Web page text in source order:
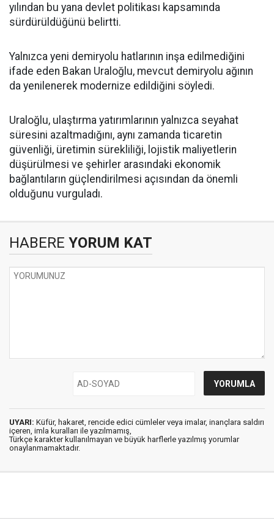
yılından bu yana devlet politikası kapsamında
sürdürüldüğünü belirtti.
Yalnızca yeni demiryolu hatlarının inşa edilmediğini
ifade eden Bakan Uraloğlu, mevcut demiryolu ağının
da yenilenerek modernize edildiğini söyledi.
Uraloğlu, ulaştırma yatırımlarının yalnızca seyahat
süresini azaltmadığını, aynı zamanda ticaretin
güvenliği, üretimin sürekliliği, lojistik maliyetlerin
düşürülmesi ve şehirler arasındaki ekonomik
bağlantıların güçlendirilmesi açısından da önemli
olduğunu vurguladı.
HABERE YORUM KAT
UYARI: Küfür, hakaret, rencide edici cümleler veya imalar, inançlara saldırı
içeren, imla kuralları ile yazılmamış,
Türkçe karakter kullanılmayan ve büyük harflerle yazılmış yorumlar
onaylanmamaktadır.